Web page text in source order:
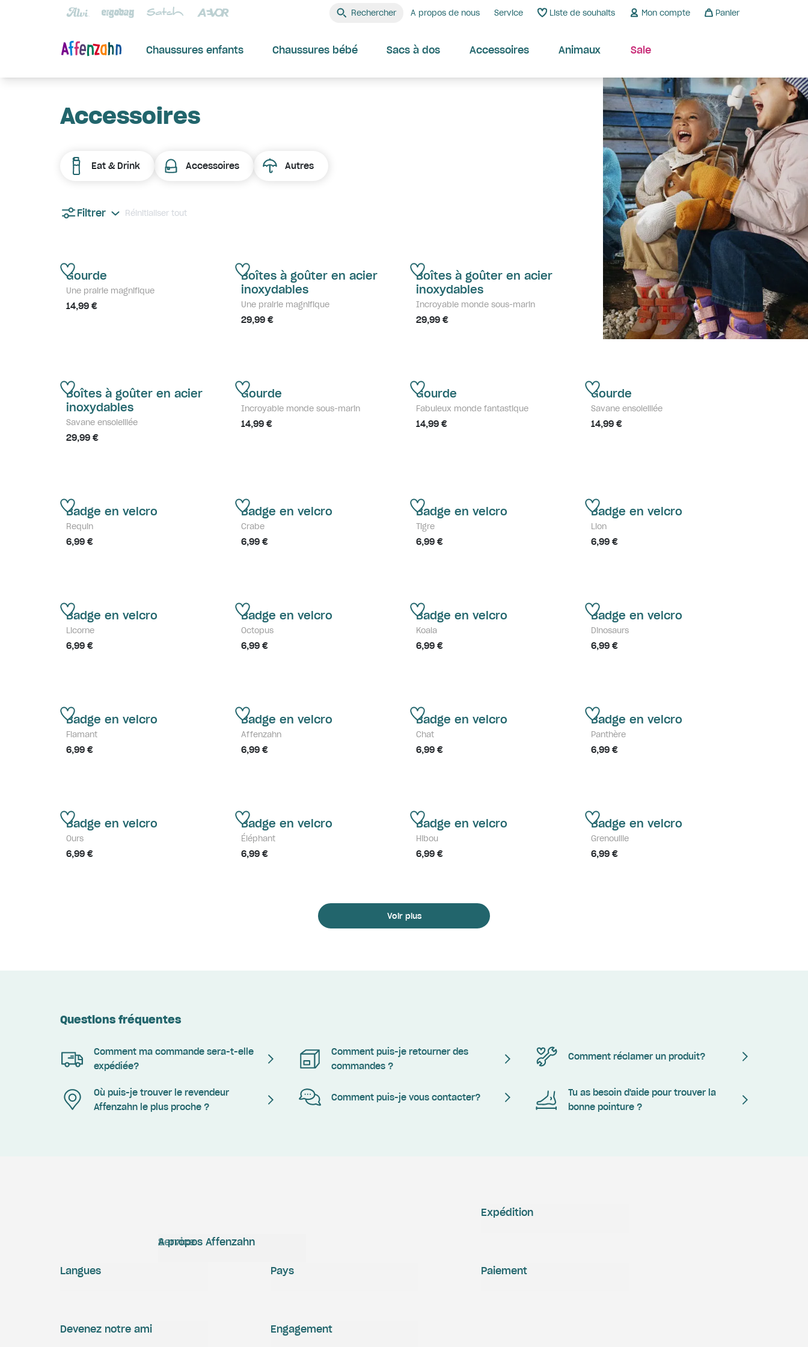
Rechercher A propos de nous Service Liste de souhaits Mon compte Panier
Chaussures enfants Chaussures bébé Sacs à dos Accessoires Animaux Sale
Accessoires
Eat & Drink Accessoires Autres
Filtrer Réinitialiser tout
Gourde
Une prairie magnifique
14,99 €
Boîtes à goûter en acier
inoxydables
Une prairie magnifique
29,99 €
Boîtes à goûter en acier
inoxydables
Incroyable monde sous-marin
29,99 €
Boîtes à goûter en acier
inoxydables
Savane ensoleillée
29,99 €
Gourde
Incroyable monde sous-marin
14,99 €
Gourde
Fabuleux monde fantastique
14,99 €
Gourde
Savane ensoleillée
14,99 €
Badge en velcro
Requin
6,99 €
Badge en velcro
Crabe
6,99 €
Badge en velcro
Tigre
6,99 €
Badge en velcro
Lion
6,99 €
Badge en velcro
Licorne
6,99 €
Badge en velcro
Octopus
6,99 €
Badge en velcro
Koala
6,99 €
Badge en velcro
Dinosaurs
6,99 €
Badge en velcro
Flamant
6,99 €
Badge en velcro
Affenzahn
6,99 €
Badge en velcro
Chat
6,99 €
Badge en velcro
Panthère
6,99 €
Badge en velcro
Ours
6,99 €
Badge en velcro
Éléphant
6,99 €
Badge en velcro
Hibou
6,99 €
Badge en velcro
Grenouille
6,99 €
Voir plus
Questions fréquentes
Comment ma commande sera-t-elle
expédiée?
Comment puis-je retourner des
commandes ?
Comment réclamer un produit?
Où puis-je trouver le revendeur
Affenzahn le plus proche ?
Comment puis-je vous contacter?
Tu as besoin d'aide pour trouver la
bonne pointure ?
Service
A propos Affenzahn
Expédition
Paiement
Engagement
Devenez notre ami
Langues Pays